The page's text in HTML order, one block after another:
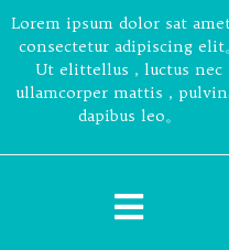
Lorem ipsum dolor sat amet
consectetur adipiscing elit。
Ut elittellus，luctus nec
ullamcorper mattis，
dapibus leo。